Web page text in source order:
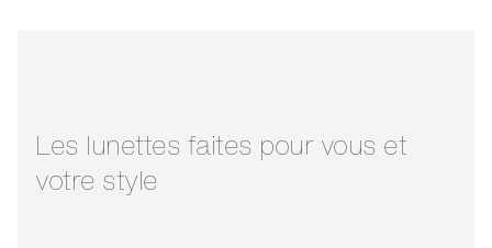
branche:
Les lunettes faites pour vous et
votre style